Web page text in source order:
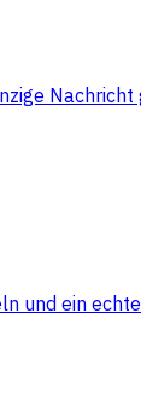
Nachricht
und ein